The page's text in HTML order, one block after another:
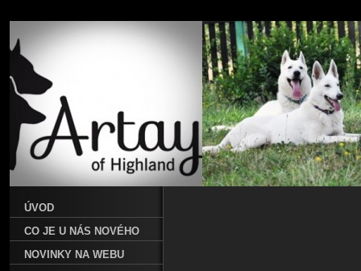
ÚVOD
CO JE U NÁS NOVÉHO
NOVINKY NA WEBU